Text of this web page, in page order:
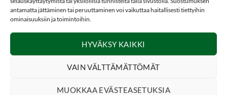
antamatta jättäminen tai peruuttaminen voi vaikuttaa haitallisesti tiettyihin
ominaisuuksiin ja toimintoihin.
HYVÄKSY KAIKKI
VAIN VÄLTTÄMÄTTÖMÄT
MUOKKAA EVÄSTEASETUKSIA
Kätevä mekaaninen riippuvaaka saaliin punnitukseen.
Näyttää lukemat 0 – 200kg väliltä n. 1% virhemarginaalin
tarkkuudella. Tukeva rakenne joka kestää hyvin yksityis-